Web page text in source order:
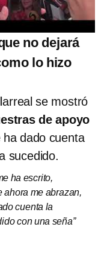
no dejará
lo hizo
se mostró
de apoyo
ha dado cuenta
sucedido.
ha escrito,
ahora me abrazan,
cuenta la
con una seña”